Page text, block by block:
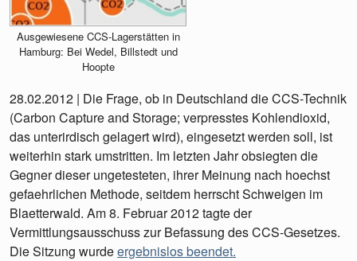
Ausgewiesene CCS-Lagerstätten in
Hamburg: Bei Wedel, Billstedt und
Hoopte
28.02.2012 | Die Frage, ob in Deutschland die CCS-Technik
(Carbon Capture and Storage; verpresstes Kohlendioxid,
das unterirdisch gelagert wird), eingesetzt werden soll, ist
weiterhin stark umstritten. Im letzten Jahr obsiegten die
Gegner dieser ungetesteten, ihrer Meinung nach hoechst
gefaehrlichen Methode, seitdem herrscht Schweigen im
Blaetterwald. Am 8. Februar 2012 tagte der
Vermittlungsausschuss zur Befassung des CCS-Gesetzes.
Die Sitzung wurdeergebnislos beendet.